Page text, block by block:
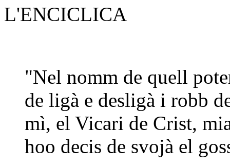
L'ENCICLICA
"Nel nomm de quell
de ligà e desligà i robb
mì, el Vicari de Crist,
hoo decis de svojà el